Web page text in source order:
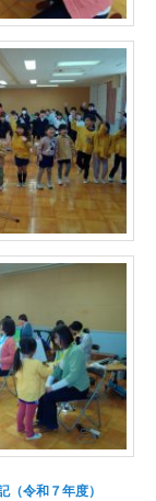
（令和７年度）